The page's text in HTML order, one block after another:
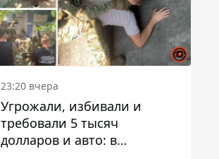
23:20 вчера
Угрожали, избивали и
требовали 5 тысяч
долларов и авто: в